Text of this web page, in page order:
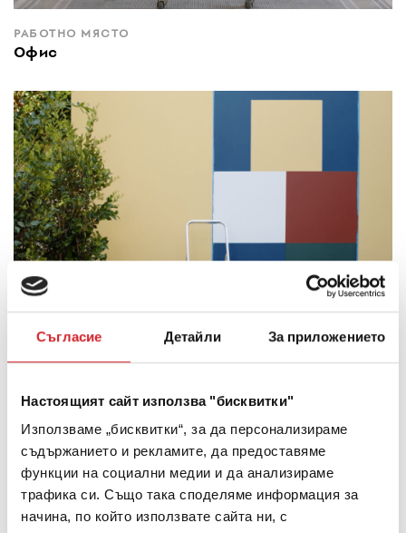
Съгласие Детайли За приложението
Настоящият сайт използва "бисквитки"
Използваме „бисквитки“, за да персонализираме
съдържанието и рекламите, да предоставяме
функции на социални медии и да анализираме
трафика си. Също така споделяме информация за
начина, по който използвате сайта ни, с
РАБОТНО МЯСТО
Офис
ВЪНШНИ ПЛОЩИ